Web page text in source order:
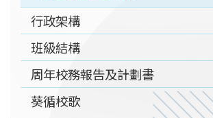
行政架構
班級結構
周年校務報告及計劃書
葵循校歌